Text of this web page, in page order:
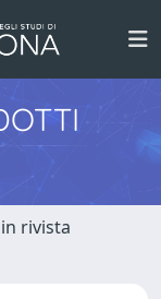
rivista